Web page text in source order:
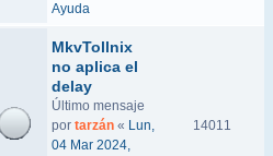
Ayuda
MkvTollnix
no aplica el
delay
Último mensaje
por tarzán « Lun,
04 Mar 2024,
14011